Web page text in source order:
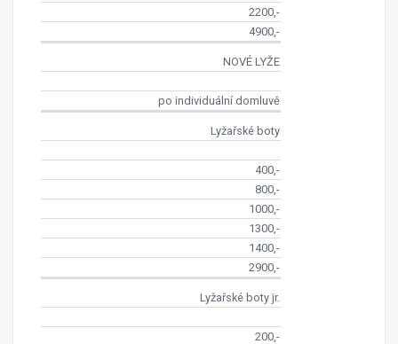
2200,-
4900,-
NOVÉ LYŽE
po individuální domluvě
Lyžařské boty
400,-
800,-
1000,-
1300,-
1400,-
2900,-
Lyžařské boty jr.
200,-